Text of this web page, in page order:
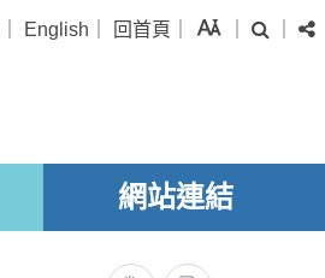
English 回首頁 字級 搜尋
網站連結